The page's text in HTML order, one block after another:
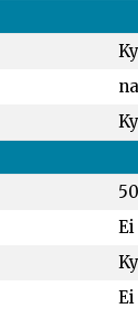
Ei
Ei